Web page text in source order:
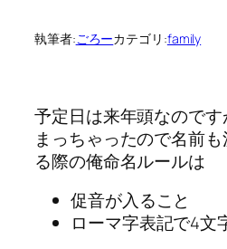
執筆者:ごろーカテゴリ:family
予定日は来年頭なので
まっちゃったので名前
る際の俺命名ルールは
促音が入ること
ローマ字表記で4文